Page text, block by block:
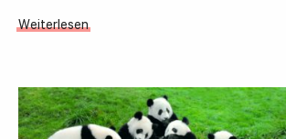
Weiterlesen